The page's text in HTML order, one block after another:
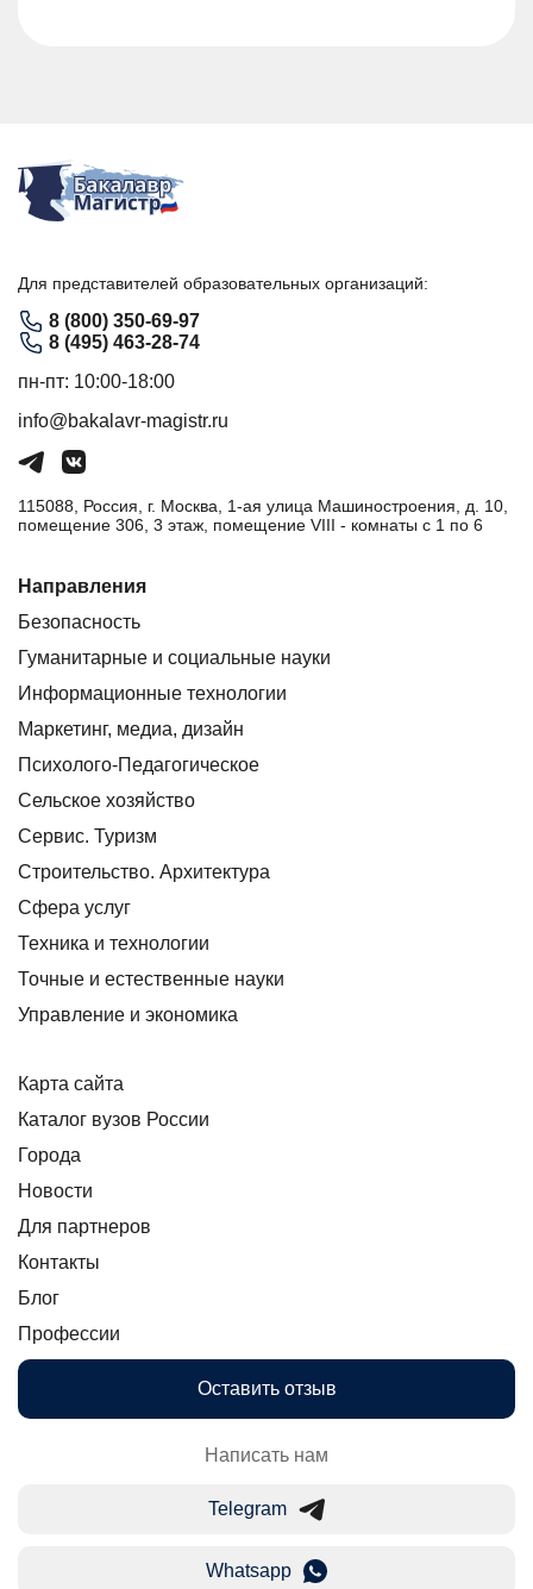
Для представителей образовательных организаций:
8 (800) 350-69-97
8 (495) 463-28-74
пн-пт: 10:00-18:00
info@bakalavr-magistr.ru
115088, Россия, г. Москва, 1-ая улица Машиностроения, д. 10,
помещение 306, 3 этаж, помещение VIII - комнаты с 1 по 6
Направления
Безопасность
Гуманитарные и социальные науки
Информационные технологии
Маркетинг, медиа, дизайн
Психолого-Педагогическое
Сельское хозяйство
Сервис. Туризм
Строительство. Архитектура
Сфера услуг
Техника и технологии
Точные и естественные науки
Управление и экономика
Карта сайта
Каталог вузов России
Города
Новости
Для партнеров
Контакты
Блог
Профессии
Оставить отзыв
Написать нам
Telegram
Whatsapp